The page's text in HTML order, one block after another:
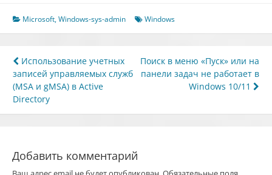
Microsoft,Windows-sys-admin Windows
Навигация
по
записям
Использование учетных
записей управляемых служб
(MSA и gMSA) в Active
Directory
Поиск в меню «Пуск» или на
панели задач не работает в
Windows 10/11
Добавить комментарий